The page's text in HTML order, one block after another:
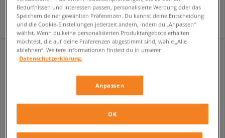
22,99 € - niedrigster Preis
45,99 € - niedrigster Preis
Bedürfnissen und Interessen passen, personalisierte Werbung oder das
Speichern deiner gewählten Präferenzen. Du kannst deine Entscheidung
und die Cookie-Einstellungen jederzeit ändern, indem du „Anpassen“
wählst. Wenn du keine personalisierten Produktangebote erhalten
möchtest, die auf deine Präferenzen abgestimmt sind, wähle „Alle
ablehnen“. Weitere Informationen findest du in unserer
Datenschutzerklärung.
Anpassen
OK